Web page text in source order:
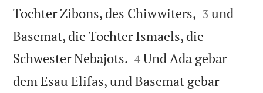
Tochter Zibons, des Chiwwiters, 

3 und
Basemat, die Tochter Ismaels, die
Schwester Nebajots. 

4 Und Ada gebar
dem Esau Elifas, und Basemat gebar